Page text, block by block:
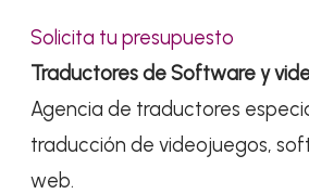
Solicita tu presupuesto
Traductores de Software y
Agencia de traductores
traducción de videojuegos,
web.